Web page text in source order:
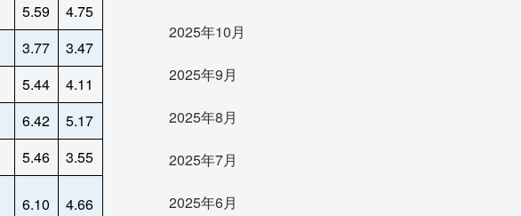
5.59
4.75
3.77
3.47
5.44
4.11
6.42
5.17
5.46
3.55
6.10 4.66
2025年10月
2025年9月
2025年8月
2025年7月
2025年6月